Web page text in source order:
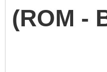
(ROM -